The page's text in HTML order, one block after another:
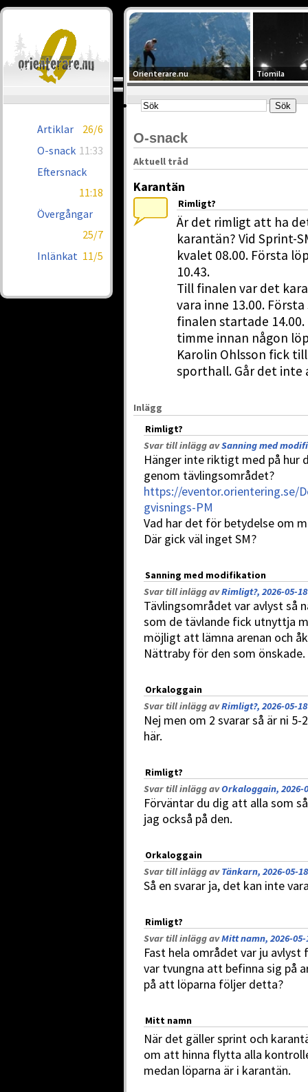
Artiklar
26/6
O-snack 11:33
Eftersnack
11:18
Övergångar
25/7
Inlänkat 11/5
Orienterare.nu Tiomila
O-snack
Aktuell tråd
Karantän
Rimligt?
Är det rimligt att ha
karantän? Vid Sprint-
kvalet 08.00. Första
10.43.
Till finalen var det
vara inne 13.00.
finalen startade
timme innan någon
Karolin Ohlsson fick
sporthall. Går det
Inlägg
Rimligt?
Svar till inlägg avSanning med
Hänger inte riktigt med på hur
genom tävlingsområdet?
https://eventor.orientering.se/
gvisnings-PM
Vad har det för betydelse om
Där gick väl inget SM?
Sanning med modifikation
Svar till inlägg avRimligt?, 2026-05-
Tävlingsområdet var avlyst så
som de tävlande fick utnyttja
möjligt att lämna arenan och
Nättraby för den som önskade.
Orkaloggain
Svar till inlägg avRimligt?, 2026-05-
Nej men om 2 svarar så är ni
här.
Rimligt?
Svar till inlägg avOrkaloggain, 2026-
Förväntar du dig att alla som
jag också på den.
Orkaloggain
Svar till inlägg avTänkarn, 2026-05-
Så en svarar ja, det kan inte
Rimligt?
Svar till inlägg avMitt namn, 2026-05-
Fast hela området var ju
var tvungna att befinna sig på
på att löparna följer detta?
Mitt namn
När det gäller sprint och
om att hinna flytta alla
medan löparna är i karantän.